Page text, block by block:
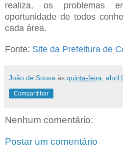
realiza, os problemas
oportunidade de todos
cada área.
Fonte: Site da Prefeitura de
João de Sousa às quinta-feira, abril
Compartilhar
Nenhum comentário:
Postar um comentário